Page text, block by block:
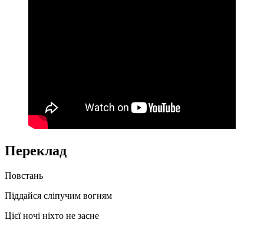
Переклад
Повстань
Піддайся сліпучим вогням
Цієї ночі ніхто не засне